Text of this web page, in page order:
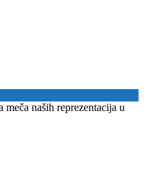
meča naših reprezentacija u